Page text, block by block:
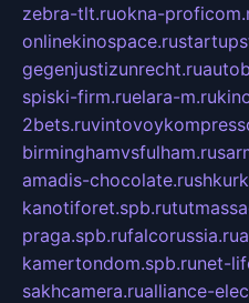
zebra-tlt.ruokna-
onlinekinospace.ru
gegenjustizunrecht.ru
spiski-firm.ruelara-m.ru
2bets.ru
birminghamvsfulham.ru
amadis-chocolate.ru
kanotiforet.spb.ru
praga.spb.rufalcorussia.ru
kamertondom.spb.runet-
sakhcamera.rualliance-